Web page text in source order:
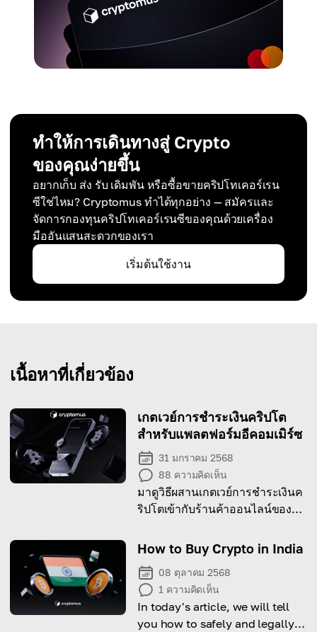
ทำให้การเดินทางสู่ Crypto
ของคุณง่ายขึ้น
อยากเก็บ ส่ง รับ เดิมพัน หรือซื้อขายคริปโทเคอร์เรน
ซีใช่ไหม? Cryptomus ทำได้ทุกอย่าง — สมัครและ
จัดการกองทุนคริปโทเคอร์เรนซีของคุณด้วยเครื่อง
มืออันแสนสะดวกของเรา
เริ่มต้นใช้งาน
เนื้อหาที่เกี่ยวข้อง
เกตเวย์การชำระเงินคริปโต
สำหรับแพลตฟอร์มอีคอมเมิร์ซ
31 มกราคม 2568
88 ความคิดเห็น
มาดูวิธีผสานเกตเวย์การชำระเงินค
ริปโตเข้ากับร้านค้าออนไลน์ของ
How to Buy Crypto in India
08 ตุลาคม 2568
1 ความคิดเห็น
In today's article, we will tell
you how to safely and legally